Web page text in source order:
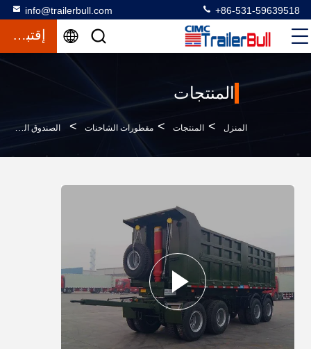
info@trailerbull.com +86-531-59639518
إقتباس
المنتجات
المنزل > المنتجات > مقطورات الشاحنات > الصندوق الفولاذي سحب القمامة رادية نصف مقطورة 4 محاور للرمال والمواد السائبة